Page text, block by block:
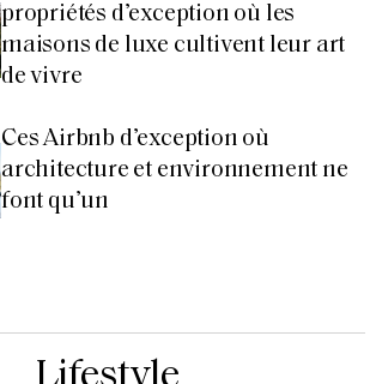
propriétés d’exception où les
maisons de luxe cultivent leur art
de vivre
Ces Airbnb d’exception où
architecture et environnement ne
font qu’un